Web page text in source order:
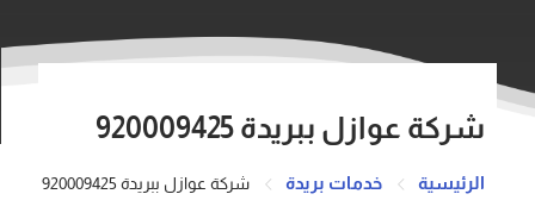
شركة عوازل ببريدة 920009425
الرئيسية خدمات بريدة شركة عوازل ببريدة 920009425